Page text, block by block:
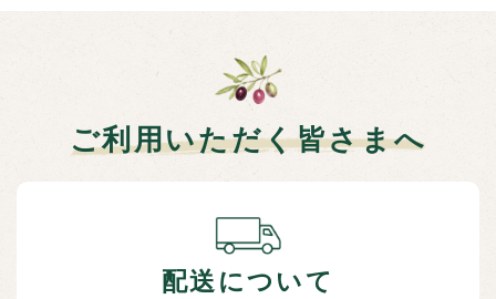
ご利用いただく皆さまへ
配送について